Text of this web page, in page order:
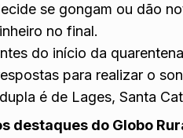
se gongam ou dão
no final.
do início da
para realizar o
é de Lages, Santa
destaques do Globo